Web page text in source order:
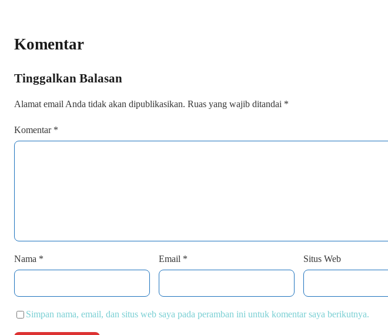
Komentar
Tinggalkan Balasan
Alamat email Anda tidak akan dipublikasikan. Ruas yang wajib ditandai *
Komentar *
Nama * Email * Situs Web
Simpan nama, email, dan situs web saya pada peramban ini untuk komentar saya berikutnya.